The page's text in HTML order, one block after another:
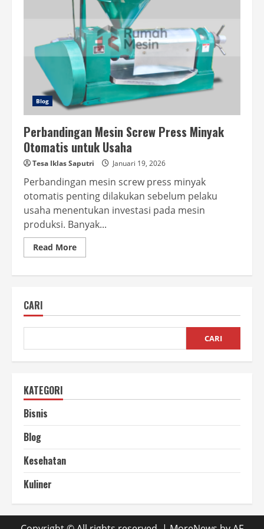
Blog
Perbandingan Mesin Screw Press Minyak
Otomatis untuk Usaha
Tesa Iklas Saputri Januari 19, 2026
Perbandingan mesin screw press minyak
otomatis penting dilakukan sebelum pelaku
usaha menentukan investasi pada mesin
produksi. Banyak...
Read MoreRead
more
Otomatis
Usaha
CARI
CARI
KATEGORI
Bisnis
Blog
Kesehatan
Kuliner